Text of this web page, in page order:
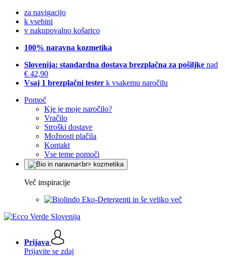
za navigacijo
k vsebini
v nakupovalno košarico
100% naravna kozmetika
Slovenija: standardna dostava brezplačna za pošiljke nad
€ 42,90
Vsaj 1 brezplačni tester k vsakemu naročilu
Pomoč
Kje je moje naročilo?
Vračilo
Stroški dostave
Možnosti plačila
Kontakt
Vse teme pomoči
Več inspiracije
Eko-Detergenti in še veliko več
Prijava
Prijavite se zdaj